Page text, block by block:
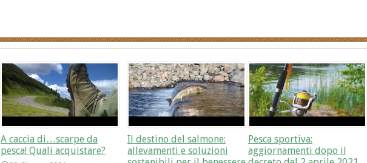
A caccia di…scarpe da
pesca! Quali acquistare?
Il destino del salmone:
allevamenti e soluzioni
Pesca sportiva:
aggiornamenti dopo il